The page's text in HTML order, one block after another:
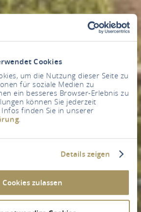
Cookies
um die Nutzung dieser Seite zu
für soziale Medien zu
ein besseres Browser-Erlebnis zu
können Sie jederzeit
finden Sie in unserer
.
Details zeigen
Cookies zulassen